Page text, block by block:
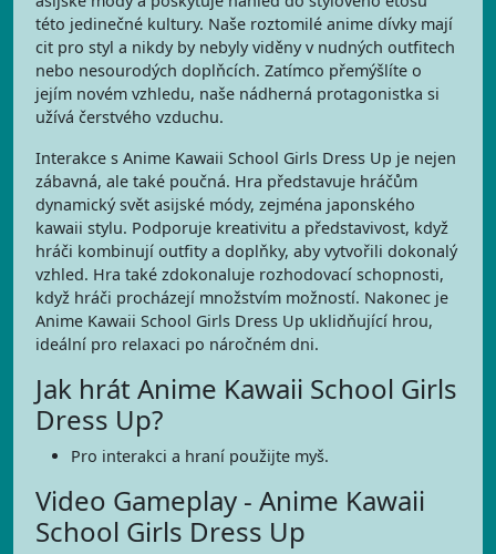
této jedinečné kultury. Naše roztomilé anime dívky mají
cit pro styl a nikdy by nebyly viděny v nudných outfitech
nebo nesourodých doplňcích. Zatímco přemýšlíte o
jejím novém vzhledu, naše nádherná protagonistka si
užívá čerstvého vzduchu.
Interakce s Anime Kawaii School Girls Dress Up je nejen
zábavná, ale také poučná. Hra představuje hráčům
dynamický svět asijské módy, zejména japonského
kawaii stylu. Podporuje kreativitu a představivost, když
hráči kombinují outfity a doplňky, aby vytvořili dokonalý
vzhled. Hra také zdokonaluje rozhodovací schopnosti,
když hráči procházejí množstvím možností. Nakonec je
Anime Kawaii School Girls Dress Up uklidňující hrou,
ideální pro relaxaci po náročném dni.
Jak hrát Anime Kawaii School Girls
Dress Up?
Pro interakci a hraní použijte myš.
Video Gameplay - Anime Kawaii
School Girls Dress Up